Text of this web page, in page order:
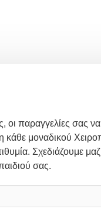
οι παραγγελίες σας να
κάθε μοναδικού
Σχεδιάζουμε
σας.